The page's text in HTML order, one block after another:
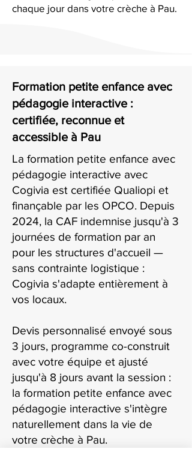
chaque jour dans votre crèche à Pau.
Formation petite enfance avec
pédagogie interactive :
certifiée, reconnue et
accessible à Pau
La formation petite enfance avec
pédagogie interactive avec
Cogivia est certifiée Qualiopi et
finançable par les OPCO. Depuis
2024, la CAF indemnise jusqu'à 3
journées de formation par an
pour les structures d'accueil —
sans contrainte logistique :
Cogivia s'adapte entièrement à
vos locaux.
Devis personnalisé envoyé sous
3 jours, programme co-construit
avec votre équipe et ajusté
jusqu'à 8 jours avant la session :
la formation petite enfance avec
pédagogie interactive s'intègre
naturellement dans la vie de
votre crèche à Pau.